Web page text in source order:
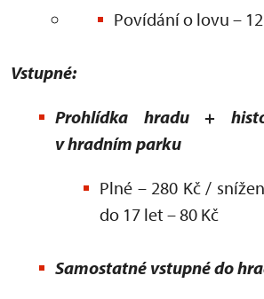
Povídání o lovu –
Vstupné:
Prohlídka hradu +
v hradním parku
Plné – 280 Kč /
do 17 let – 80 Kč
Samostatné vstupné do